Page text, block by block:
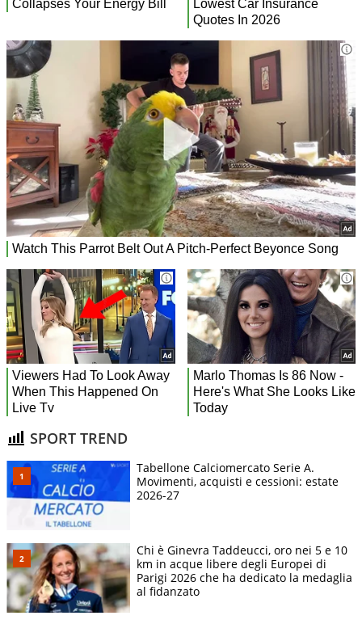
SPORT TREND
Tabellone Calciomercato Serie A.
Movimenti, acquisti e cessioni: estate
2026-27
Chi è Ginevra Taddeucci, oro nei 5 e 10
km in acque libere degli Europei di
Parigi 2026 che ha dedicato la medaglia
al fidanzato